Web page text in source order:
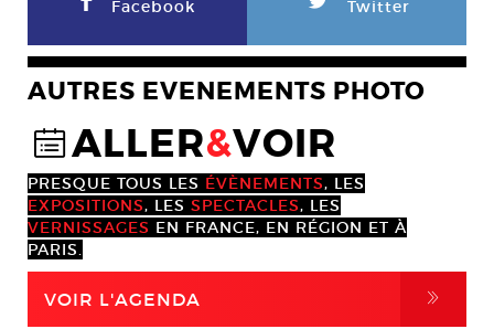
Facebook Twitter
AUTRES EVENEMENTS PHOTO
@ALLER&VOIR
PRESQUE TOUS LES ÉVÈNEMENTS, LES
EXPOSITIONS, LES SPECTACLES, LES
VERNISSAGES EN FRANCE, EN RÉGION ET À
PARIS.
VOIR L'AGENDA ,